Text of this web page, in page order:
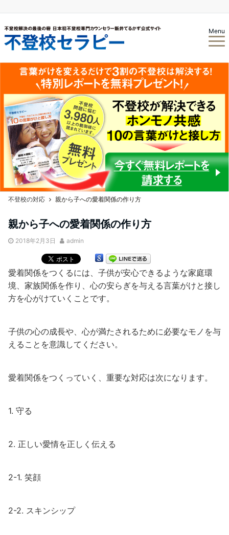
Menu
不登校の対応 親から子への愛着関係の作り方
親から子への愛着関係の作り方
2018年2月3日 admin
愛着関係をつくるには、子供が安心できるような家庭環
境、家族関係を作り、心の安らぎを与える言葉がけと接し
方を心がけていくことです。
子供の心の成長や、心が満たされるために必要なモノを与
えることを意識してください。
愛着関係をつくっていく、重要な対応は次になります。
1. 守る
2. 正しい愛情を正しく伝える
2-1. 笑顔
2-2. スキンシップ